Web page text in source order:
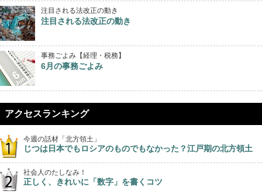
注目される法改正の動き
注目される法改正の動き
事務ごよみ【経理・税務】
6月の事務ごよみ
アクセスランキング
今週の話材「北方領土」
じつは日本でもロシアのものでもなかった？江戸期の北方領土
社会人のたしなみ！
正しく、きれいに「数字」を書くコツ